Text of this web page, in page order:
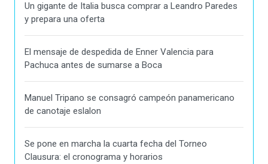
Un gigante de Italia busca comprar a Leandro Paredes
y prepara una oferta
El mensaje de despedida de Enner Valencia para
Pachuca antes de sumarse a Boca
Manuel Tripano se consagró campeón panamericano
de canotaje eslalon
Se pone en marcha la cuarta fecha del Torneo
Clausura: el cronograma y horarios